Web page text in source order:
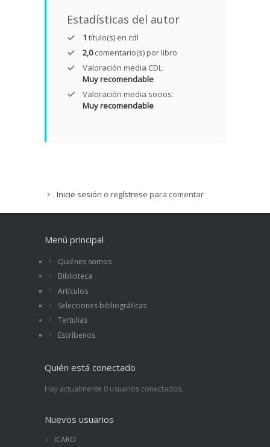
Estadísticas del autor
1 título(s) en cdl
2,0comentario(s) por libro
Valoración media CDL:
Muy recomendable
Valoración media socios:
Muy recomendable
Inicie sesión o regístrese para comentar
Menú principal
Quiénes somos
Biblioteca
Artículos
Selecciones bibliográficas
Tertulias
Escríbenos
Quién está conectado
Hay actualmente 0 usuarios conectados.
Nuevos usuarios
ICARO